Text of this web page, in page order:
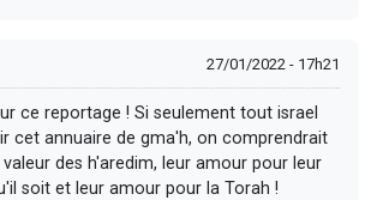
27/01/2022 - 17h21
ce reportage ! Si seulement tout israel
cet annuaire de gma'h, on comprendrait
des h'aredim, leur amour pour leur
soit et leur amour pour la Torah !